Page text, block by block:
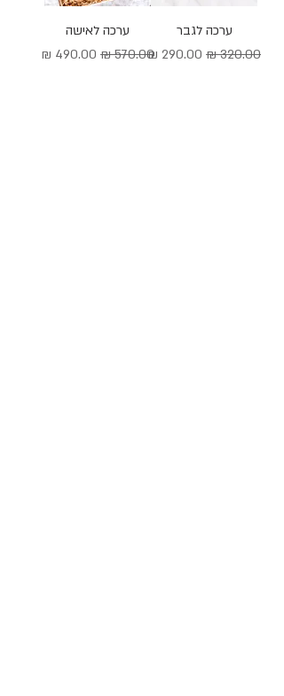
ערכה לגבר
מחיר רגיל
מחיר מבצע
ערכה לאישה
מחיר רגיל מחיר מבצע